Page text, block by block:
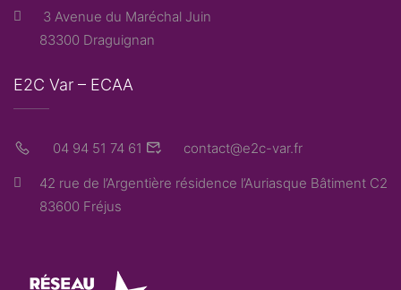
3 Avenue du Maréchal Juin
83300 Draguignan
E2C Var – ECAA
04 94 51 74 61 contact@e2c-var.fr
42 rue de l’Argentière résidence l’Auriasque Bâtiment C2
83600 Fréjus